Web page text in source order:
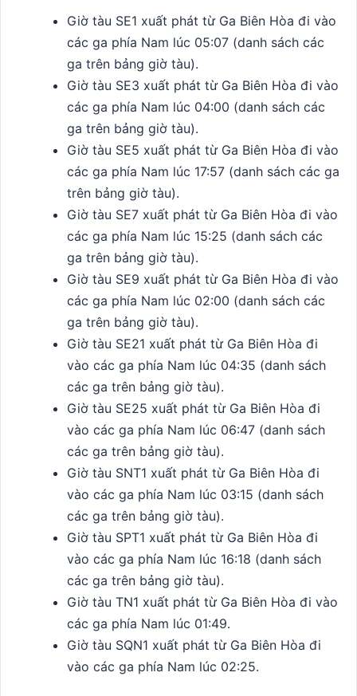
Giờ tàu SE1 xuất phát từ Ga Biên Hòa đi vào
các ga phía Nam lúc 05:07 (danh sách các
ga trên bảng giờ tàu).
Giờ tàu SE3 xuất phát từ Ga Biên Hòa đi vào
các ga phía Nam lúc 04:00 (danh sách các
ga trên bảng giờ tàu).
Giờ tàu SE5 xuất phát từ Ga Biên Hòa đi vào
các ga phía Nam lúc 17:57 (danh sách các ga
trên bảng giờ tàu).
Giờ tàu SE7 xuất phát từ Ga Biên Hòa đi vào
các ga phía Nam lúc 15:25 (danh sách các
ga trên bảng giờ tàu).
Giờ tàu SE9 xuất phát từ Ga Biên Hòa đi vào
các ga phía Nam lúc 02:00 (danh sách các
ga trên bảng giờ tàu).
Giờ tàu SE21 xuất phát từ Ga Biên Hòa đi
vào các ga phía Nam lúc 04:35 (danh sách
các ga trên bảng giờ tàu).
Giờ tàu SE25 xuất phát từ Ga Biên Hòa đi
vào các ga phía Nam lúc 06:47 (danh sách
các ga trên bảng giờ tàu).
Giờ tàu SNT1 xuất phát từ Ga Biên Hòa đi
vào các ga phía Nam lúc 03:15 (danh sách
các ga trên bảng giờ tàu).
Giờ tàu SPT1 xuất phát từ Ga Biên Hòa đi
vào các ga phía Nam lúc 16:18 (danh sách
các ga trên bảng giờ tàu).
Giờ tàu TN1 xuất phát từ Ga Biên Hòa đi vào
các ga phía Nam lúc 01:49.
Giờ tàu SQN1 xuất phát từ Ga Biên Hòa đi
vào các ga phía Nam lúc 02:25.